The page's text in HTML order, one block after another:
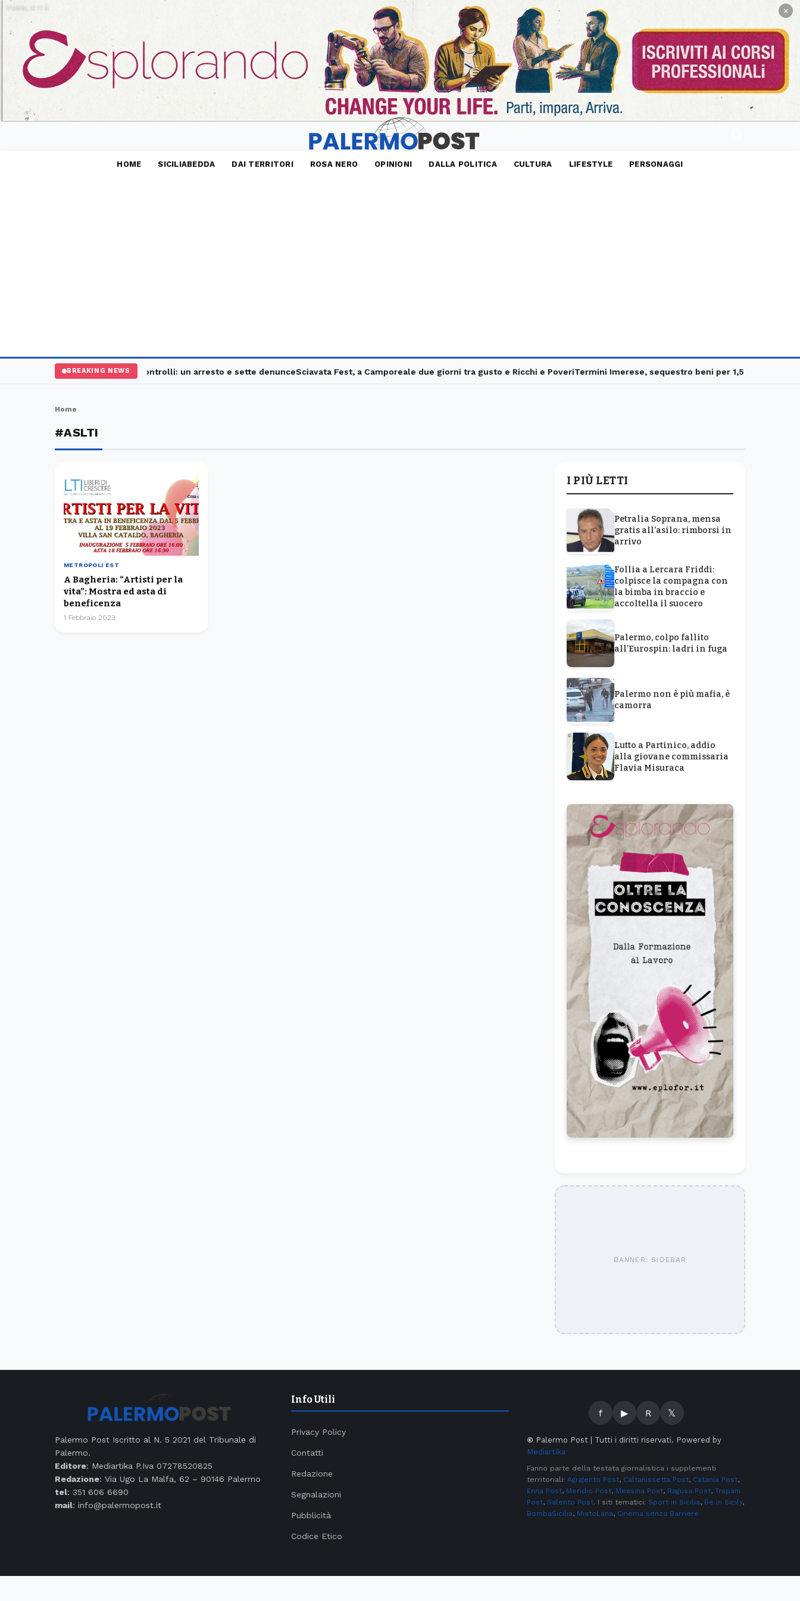
PUBBLICITÀ ×
HOME SICILIABEDDA DAI TERRITORI ROSA NERO OPINIONI DALLA POLITICA CULTURA LIFESTYLE PERSONAGGI
BREAKING NEWS
Palermo, maxi controlli: un arresto e sette denunceSciavata Fest, a Camporeale due giorni tra gusto e Ricchi e PoveriTermini Imerese, sequestro beni per 1,5 milioni
Home
#ASLTI
METROPOLI EST
A Bagheria: “Artisti per la
vita”: Mostra ed asta di
beneficenza
1 Febbraio 2023
I PIÙ LETTI
Petralia Soprana, mensa
gratis all’asilo: rimborsi in
arrivo
Follia a Lercara Friddi:
colpisce la compagna con
la bimba in braccio e
accoltella il suocero
Palermo, colpo fallito
all’Eurospin: ladri in fuga
Palermo non è più mafia, è
camorra
Lutto a Partinico, addio
alla giovane commissaria
Flavia Misuraca
BANNER: SIDEBAR
Palermo Post Iscritto al N. 5 2021 del Tribunale di
Palermo.
Editore: Mediartika P.Iva 07278520825
Redazione: Via Ugo La Malfa, 62 – 90146 Palermo
tel: 351 606 6690
mail: info@palermopost.it
Info Utili
Privacy Policy
Contatti
Redazione
Segnalazioni
Pubblicità
Codice Etico
f ▶ R 𝕏
© Palermo Post | Tutti i diritti riservati. Powered by
Mediartika
Fanno parte della testata giornalistica i supplementi
territoriali:Agrigento Post, Caltanissetta Post, Catania Post,
Enna Post, Meridio Post, Messina Post, Ragusa Post,Trapani
Post, Salento Post. I siti tematici: Sport in Sicilia, Be In Sicily,
BombaSicilia, MistoLana, Cinema senza Barriere